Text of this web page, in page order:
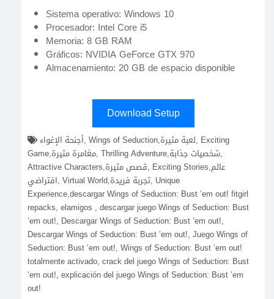
Sistema operativo: Windows 10
Procesador: Intel Core i5
Memoria: 8 GB RAM
Gráficos: NVIDIA GeForce GTX 970
Almacenamiento: 20 GB de espacio disponible
Download Setup
Game,مغامرة مثيرة, Thrilling Adventure,شخصيات جذابة,
Attractive Characters,قصص مثيرة, Exciting Stories,عالم
افتراضي, Virtual World,تجربة فريدة, Unique
Experience,descargar Wings of Seduction: Bust ’em out! fitgirl
repacks, elamigos , descargar juego Wings of Seduction: Bust
’em out!, Descargar Wings of Seduction: Bust ’em out!,
Descargar Wings of Seduction: Bust ’em out!, Juego Wings of
Seduction: Bust ’em out!, Wings of Seduction: Bust ’em out!
totalmente activado, crack del juego Wings of Seduction: Bust
’em out!, explicación del juego Wings of Seduction: Bust ’em
out!